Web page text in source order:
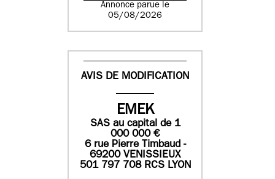
Annonce parue le
05/08/2026
AVIS DE MODIFICATION
EMEK
SASau capital de 1
000 000€
6 rue Pierre Timbaud -
69200 VENISSIEUX
501 797 708 RCS LYON